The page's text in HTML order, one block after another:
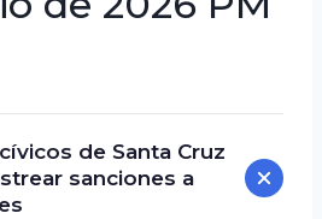
de Santa Cruz
sanciones a